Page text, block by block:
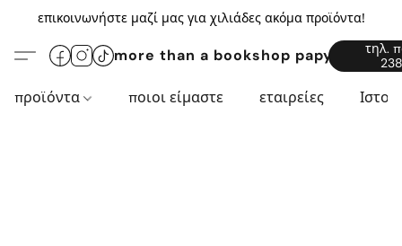
επικοινωνήστε μαζί μας για χιλιάδες ακόμα προϊόντα!
more than a bookshop
τηλ.
προϊόντα ποιοι είμαστε εταιρείες